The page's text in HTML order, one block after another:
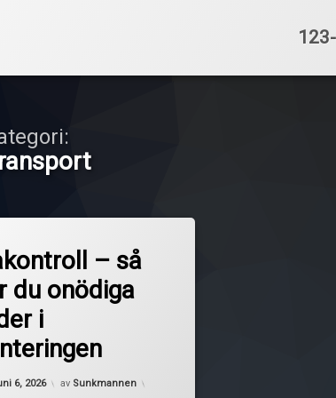
Tel:
– så
du onödiga
i
6, 2026
Uppdaterad den
av Sunkmannen